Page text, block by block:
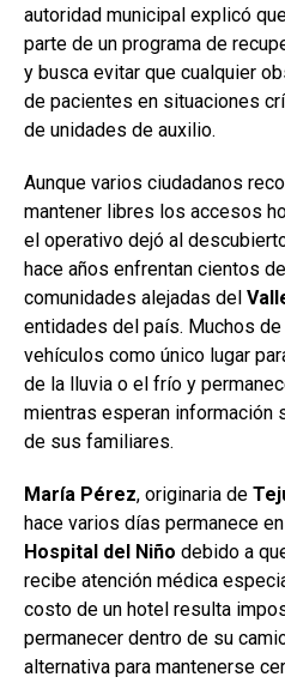
autoridad municipal explicó
parte de un programa de
y busca evitar que cualquier
de pacientes en situaciones
de unidades de auxilio.
Aunque varios ciudadanos
mantener libres los accesos
el operativo dejó al
hace años enfrentan cientos
comunidades alejadas del
entidades del país. Muchos
vehículos como único lugar
de la lluvia o el frío y
mientras esperan información
de sus familiares.
María Pérez, originaria de
hace varios días permanece
Hospital del Niño debido a
recibe atención médica
costo de un hotel resulta
permanecer dentro de su
alternativa para mantenerse